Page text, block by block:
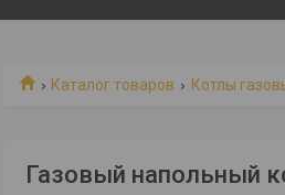
Каталог товаров Котлы
Газовый напольный